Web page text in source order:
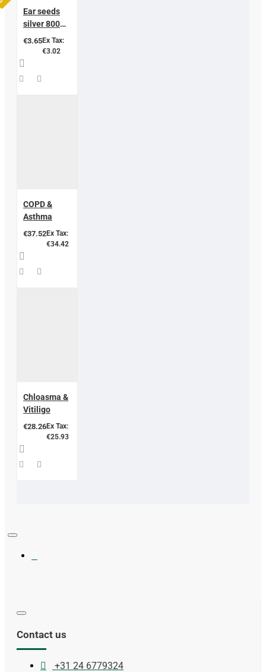
Ear seeds
silver 800
gauss
€3.65Ex Tax:
€3.02
COPD &
Asthma
€37.52Ex Tax:
€34.42
Chloasma &
Vitiligo
€28.26Ex Tax:
€25.93
Contact us
+31 24 6779324